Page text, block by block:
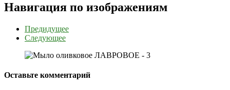
Навигация по изображениям
Предидущее
Следующее
Оставьте комментарий